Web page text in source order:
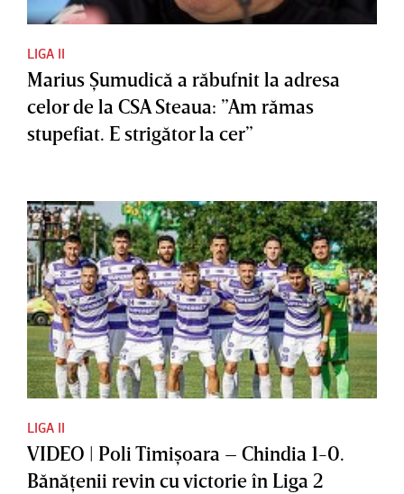
LIGA II
Marius Şumudică a răbufnit la adresa
celor de la CSA Steaua: ”Am rămas
stupefiat. E strigător la cer”
LIGA II
VIDEO | Poli Timişoara – Chindia 1-0.
Bănăţenii revin cu victorie în Liga 2